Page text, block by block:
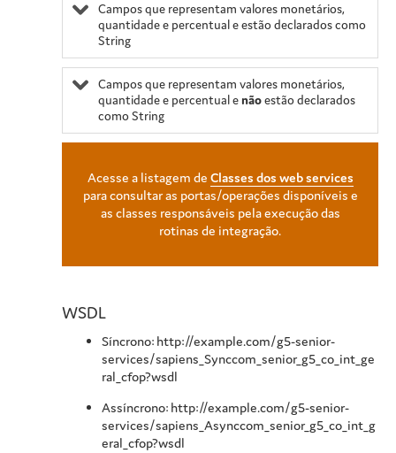
Campos que representam valores monetários,
quantidade e percentual e estão declarados como
String
Campos que representam valores monetários,
quantidade e percentual e nãoestão declarados
como String
Acesse a listagem de Classes dos web services
para consultar as portas/operações disponíveis e
as classes responsáveis pela execução das
rotinas de integração.
WSDL
Síncrono: http://example.com/g5-senior-
services/sapiens_Synccom_senior_g5_co_int_ge
ral_cfop?wsdl
Assíncrono: http://example.com/g5-senior-
services/sapiens_Asynccom_senior_g5_co_int_g
eral_cfop?wsdl